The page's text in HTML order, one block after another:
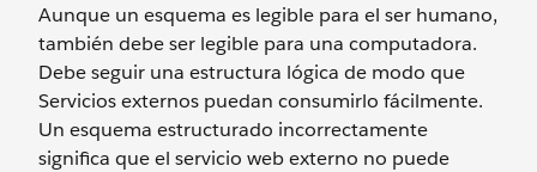
Aunque un esquema es legible para el ser humano,
también debe ser legible para una computadora.
Debe seguir una estructura lógica de modo que
Servicios externos puedan consumirlo fácilmente.
Un esquema estructurado incorrectamente
significa que el servicio web externo no puede